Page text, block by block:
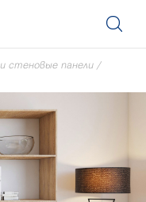
стеновые панели /